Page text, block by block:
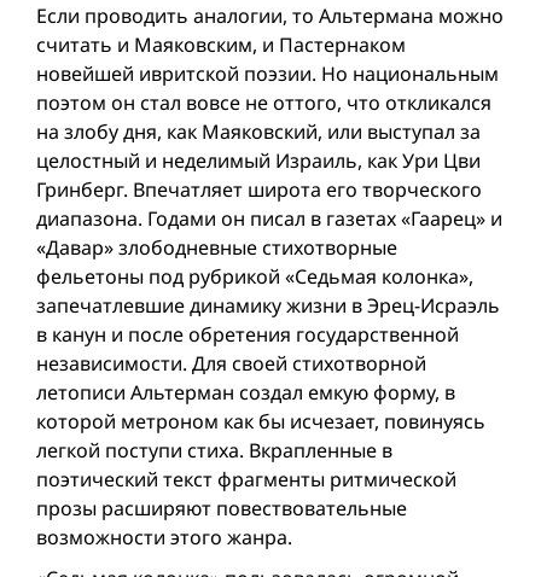
Если проводить аналогии, то Альтермана можно
считать и Маяковским, и Пастернаком
новейшей ивритской поэзии. Но национальным
поэтом он стал вовсе не оттого, что откликался
на злобу дня, как Маяковский, или выступал за
целостный и неделимый Израиль, как Ури Цви
Гринберг. Впечатляет широта его творческого
диапазона. Годами он писал в газетах «Гаарец» и
«Давар» злободневные стихотворные
фельетоны под рубрикой «Седьмая колонка»,
запечатлевшие динамику жизни в Эрец-Исраэль
в канун и после обретения государственной
независимости. Для своей стихотворной
летописи Альтерман создал емкую форму, в
которой метроном как бы исчезает, повинуясь
легкой поступи стиха. Вкрапленные в
поэтический текст фрагменты ритмической
прозы расширяют повествовательные
возможности этого жанра.